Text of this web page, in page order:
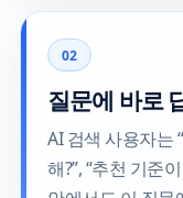
02
질문에 바로
AI 검색 사용자는
해?”, “추천 기준